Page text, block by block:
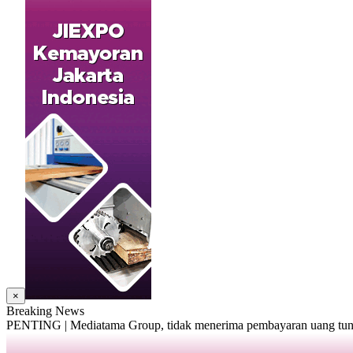
×
Breaking News
PENTING | Mediatama Group, tidak menerima pembayaran uang